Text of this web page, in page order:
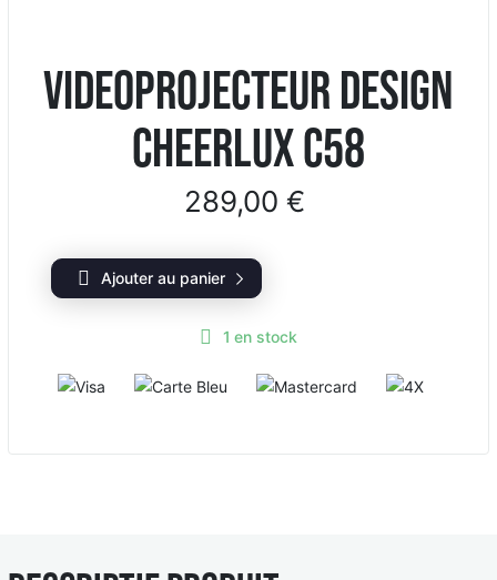
VIDEOPROJECTEUR DESIGN
CHEERLUX C58
289,00 €
Ajouter au panier
1 en stock
e
4